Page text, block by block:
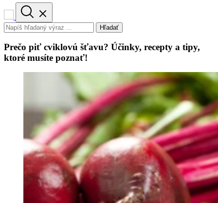
Hľadať
Prečo piť cviklovú šťavu? Účinky, recepty a tipy,
ktoré musíte poznať!